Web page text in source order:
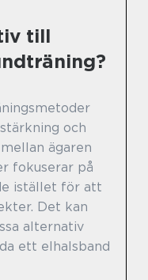
till
och
ägaren
fokuserar på
istället för att
Det kan
alternativ
ett elhalsband